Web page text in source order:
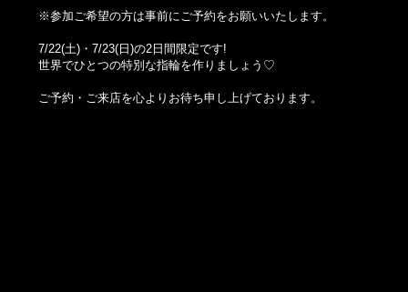
※参加ご希望の方は事前にご予約をお願いいたします。
7/22(土)・7/23(日)の2日間限定です!
世界でひとつの特別な指輪を作りましょう♡
ご予約・ご来店を心よりお待ち申し上げております。